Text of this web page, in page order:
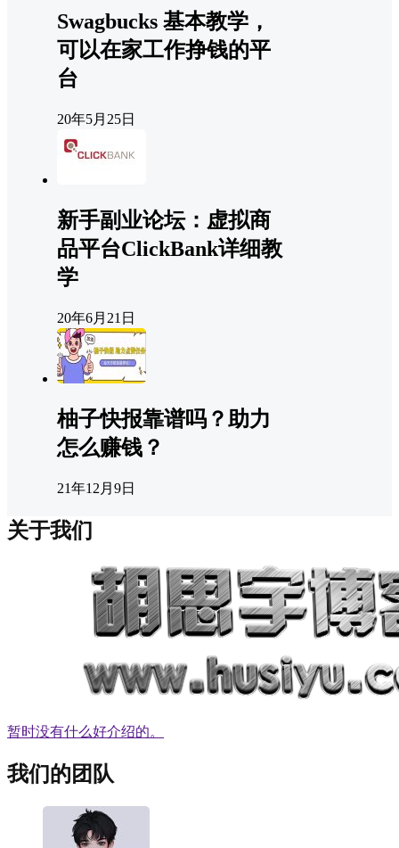
Swagbucks 基本教学，
可以在家工作挣钱的平
台
20年5月25日
新手副业论坛：虚拟商
品平台ClickBank详细教
学
20年6月21日
柚子快报靠谱吗？助力
怎么赚钱？
21年12月9日
关于我们
暂时没有什么好介绍的。
我们的团队